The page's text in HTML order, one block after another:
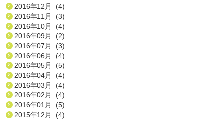
2016年12月 (4)
2016年11月 (3)
2016年10月 (4)
2016年09月 (2)
2016年07月 (3)
2016年06月 (4)
2016年05月 (5)
2016年04月 (4)
2016年03月 (4)
2016年02月 (4)
2016年01月 (5)
2015年12月 (4)